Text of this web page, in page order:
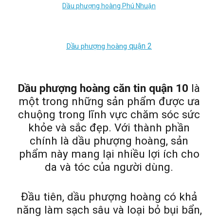
Dầu phượng hoàng Phú Nhuận
Dầu phượng hoàng quận 2
Dầu phượng hoàng căn tin quận 10 là
một trong những sản phẩm được ưa
chuộng trong lĩnh vực chăm sóc sức
khỏe và sắc đẹp. Với thành phần
chính là dầu phượng hoàng, sản
phẩm này mang lại nhiều lợi ích cho
da và tóc của người dùng.
Đầu tiên, dầu phượng hoàng có khả
năng làm sạch sâu và loại bỏ bụi bẩn,